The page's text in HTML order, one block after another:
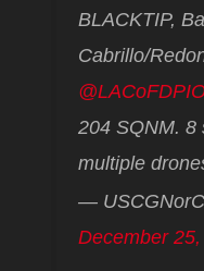
BLACKTIP,
Cabrillo/
204 SQNM. 8
multiple
—
December